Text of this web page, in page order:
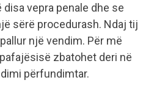
vepra penale dhe se
sërë procedurash. Ndaj tij
një vendim. Për më
zbatohet deri në
përfundimtar.